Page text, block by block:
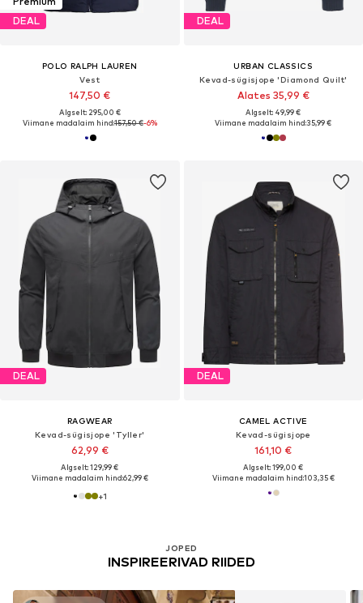
DEAL
POLO RALPH LAUREN
Vest
147,50 €
Algselt: 295,00 €
Viimane madalaim hind:157,50 €-6%
DEAL
URBAN CLASSICS
Kevad-sügisjope 'Diamond Quilt'
Alates 35,99 €
Algselt: 49,99 €
Viimane madalaim hind:35,99 €
DEAL
RAGWEAR
Kevad-sügisjope 'Tyller'
62,99 €
Algselt: 129,99 €
Viimane madalaim hind:62,99 €
+1
JOPED
INSPIREERIVAD RIIDED
DEAL
CAMEL ACTIVE
Kevad-sügisjope
161,10 €
Algselt: 199,00 €
Viimane madalaim hind:103,35 €